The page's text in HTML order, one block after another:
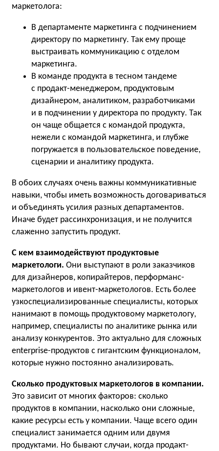
маркетолога:
В департаменте маркетинга с подчинением
директору по маркетингу. Так ему проще
выстраивать коммуникацию с отделом
маркетинга.
В команде продукта в тесном тандеме
с продакт-менеджером, продуктовым
дизайнером, аналитиком, разработчиками
и в подчинении у директора по продукту. Так
он чаще общается с командой продукта,
нежели с командой маркетинга, и глубже
погружается в пользовательское поведение,
сценарии и аналитику продукта.
В обоих случаях очень важны коммуникативные
навыки, чтобы иметь возможность договариваться
и объединять усилия разных департаментов.
Иначе будет рассинхронизация, и не получится
слаженно запустить продукт.
С кем взаимодействуют продуктовые
маркетологи. Они выступают в роли заказчиков
для дизайнеров, копирайтеров, перформанс-
маркетологов и ивент-маркетологов. Есть более
узкоспециализированные специалисты, которых
нанимают в помощь продуктовому маркетологу,
например, специалисты по аналитике рынка или
анализу конкурентов. Это актуально для сложных
enterprise-продуктов с гигантским функционалом,
которые нужно постоянно анализировать.
Сколько продуктовых маркетологов в компании.
Это зависит от многих факторов: сколько
продуктов в компании, насколько они сложные,
какие ресурсы есть у компании. Чаще всего один
специалист занимается одним или двумя
продуктами. Но бывают случаи, когда продакт-